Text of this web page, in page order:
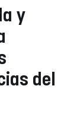
y
del